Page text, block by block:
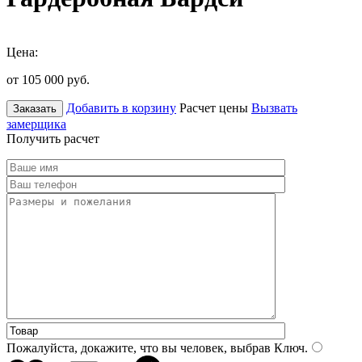
Цена:
от 105 000 руб.
Заказать Добавить в корзину Расчет цены Вызвать
замерщика
Получить расчет
Пожалуйста, докажите, что вы человек, выбрав Ключ.